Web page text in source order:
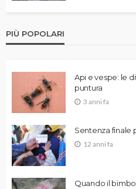
PIÙ POPOLARI
Api e vespe: le
puntura
3 anni fa
Sentenza finale
12 anni fa
Quando il